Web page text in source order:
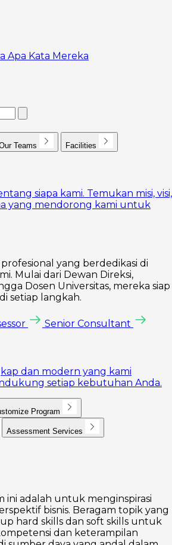
Apa Kata Mereka
Teams Facilities
siapa kami. Temukan misi, visi,
yang mendorong kami untuk
yang berdedikasi di
Mulai dari Dewan Direksi,
Dosen Universitas, mereka siap
setiap langkah.
Senior Consultant
dan modern yang kami
setiap kebutuhan Anda.
Program
Assessment Services
ini adalah untuk menginspirasi
bisnis. Beragam topik yang
hard skills dan soft skills untuk
dan keterampilan